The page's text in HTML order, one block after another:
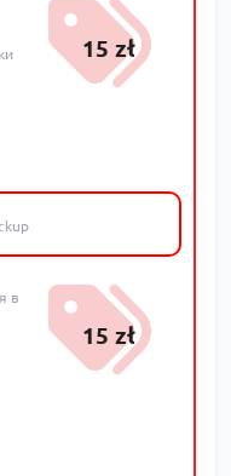
15 zł
в
15 zł